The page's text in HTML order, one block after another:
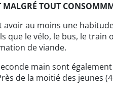
TOUT
au moins une
le vélo, le bus, le train
de viande.
main sont
de la moitié des jeunes